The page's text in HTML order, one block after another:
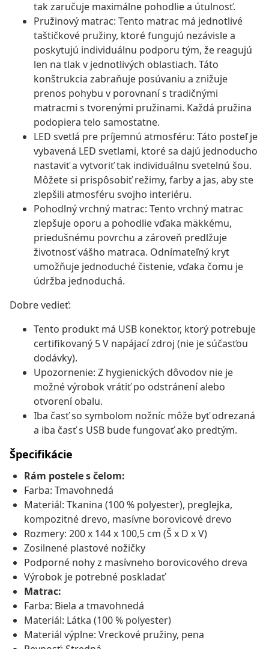
tak zaručuje maximálne pohodlie a útulnosť.
Pružinový matrac: Tento matrac má jednotlivé
taštičkové pružiny, ktoré fungujú nezávisle a
poskytujú individuálnu podporu tým, že reagujú
len na tlak v jednotlivých oblastiach. Táto
konštrukcia zabraňuje posúvaniu a znižuje
prenos pohybu v porovnaní s tradičnými
matracmi s tvorenými pružinami. Každá pružina
podopiera telo samostatne.
LED svetlá pre príjemnú atmosféru: Táto posteľ je
vybavená LED svetlami, ktoré sa dajú jednoducho
nastaviť a vytvoriť tak individuálnu svetelnú šou.
Môžete si prispôsobiť režimy, farby a jas, aby ste
zlepšili atmosféru svojho interiéru.
Pohodlný vrchný matrac: Tento vrchný matrac
zlepšuje oporu a pohodlie vďaka mäkkému,
priedušnému povrchu a zároveň predlžuje
životnosť vášho matraca. Odnímateľný kryt
umožňuje jednoduché čistenie, vďaka čomu je
údržba jednoduchá.
Dobre vedieť:
Tento produkt má USB konektor, ktorý potrebuje
certifikovaný 5 V napájací zdroj (nie je súčasťou
dodávky).
Upozornenie: Z hygienických dôvodov nie je
možné výrobok vrátiť po odstránení alebo
otvorení obalu.
Iba časť so symbolom nožníc môže byť odrezaná
a iba časť s USB bude fungovať ako predtým.
Špecifikácie
Rám postele s čelom:
Farba: Tmavohnedá
Materiál: Tkanina (100 % polyester), preglejka,
kompozitné drevo, masívne borovicové drevo
Rozmery: 200 x 144 x 100,5 cm (Š x D x V)
Zosilnené plastové nožičky
Podporné nohy z masívneho borovicového dreva
Výrobok je potrebné poskladať
Matrac:
Farba: Biela a tmavohnedá
Materiál: Látka (100 % polyester)
Materiál výplne: Vreckové pružiny, pena